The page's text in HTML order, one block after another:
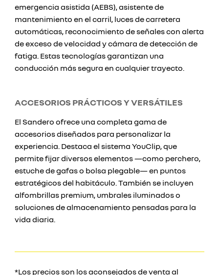
emergencia asistida (AEBS), asistente de
mantenimiento en el carril, luces de carretera
automáticas, reconocimiento de señales con alerta
de exceso de velocidad y cámara de detección de
fatiga. Estas tecnologías garantizan una
conducción más segura en cualquier trayecto.
ACCESORIOS PRÁCTICOS Y VERSÁTILES
El Sandero ofrece una completa gama de
accesorios diseñados para personalizar la
experiencia. Destaca el sistema YouClip, que
permite fijar diversos elementos —como perchero,
estuche de gafas o bolsa plegable— en puntos
estratégicos del habitáculo. También se incluyen
alfombrillas premium, umbrales iluminados o
soluciones de almacenamiento pensadas para la
vida diaria.
*Los precios son los aconsejados de venta al